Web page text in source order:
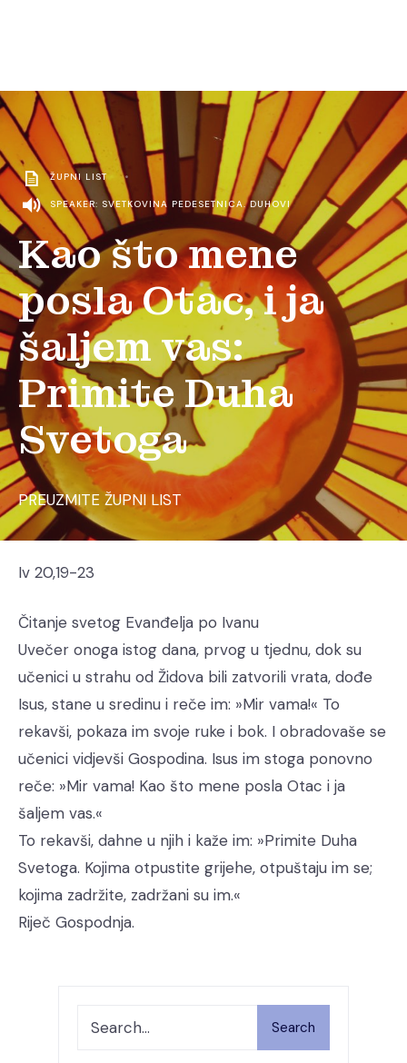
ŽUPNI LIST •
SPEAKER: SVETKOVINA PEDESETNICA. DUHOVI
Kao što mene
posla Otac, i ja
šaljem vas:
Primite Duha
Svetoga
PREUZMITE ŽUPNI LIST
Iv 20,19-23
Čitanje svetog Evanđelja po Ivanu
Uvečer onoga istog dana, prvog u tjednu, dok su
učenici u strahu od Židova bili zatvorili vrata, dođe
Isus, stane u sredinu i reče im: »Mir vama!« To
rekavši, pokaza im svoje ruke i bok. I obradovaše se
učenici vidjevši Gospodina. Isus im stoga ponovno
reče: »Mir vama! Kao što mene posla Otac i ja
šaljem vas.«
To rekavši, dahne u njih i kaže im: »Primite Duha
Svetoga. Kojima otpustite grijehe, otpuštaju im se;
kojima zadržite, zadržani su im.«
Riječ Gospodnja.
Search